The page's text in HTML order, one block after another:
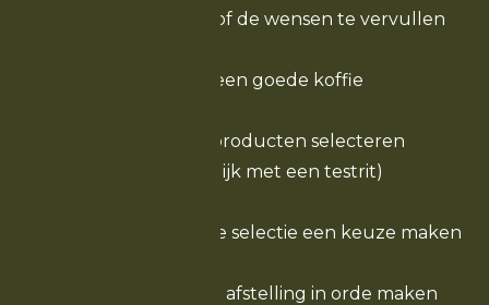
doelen te halen en/of de wensen te vervullen
- Nog een goede koffie
- De juiste producten selecteren
(indienmogelijk met een testrit)
- Vanuit een kleine selectie een keuze maken
- De basis in- en afstelling in orde maken